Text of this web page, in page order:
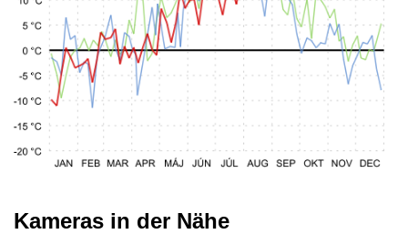
Kameras in der Nähe